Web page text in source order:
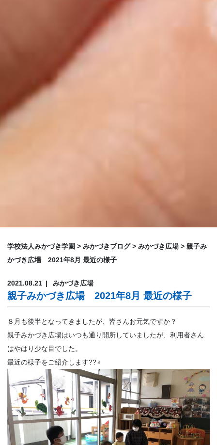
学校法人みかづき学園 > みかづきブログ> みかづき広場> 親子み
かづき広場 2021年8月 最近の様子
2021.08.21 みかづき広場
親子みかづき広場 2021年8月 最近の様子
８月も後半となってきましたが、皆さんお元気ですか？
親子みかづき広場はいつも通り開所していましたが、利用者さん
はやはり少な目でした。
最近の様子をご紹介します??‍♀️